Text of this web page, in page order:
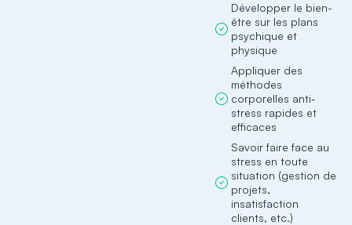
Développer le bien-
être sur les plans
psychique et
physique
Appliquer des
méthodes
corporelles anti-
stress rapides et
efficaces
Savoir faire face au
stress en toute
situation (gestion de
projets,
insatisfaction
clients, etc.)